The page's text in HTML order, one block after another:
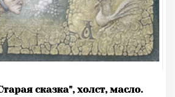
сказка", холст, масло.